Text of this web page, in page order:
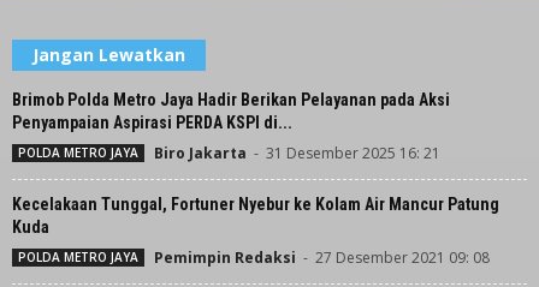
Jangan Lewatkan
Brimob Polda Metro Jaya Hadir Berikan Pelayanan pada Aksi
Penyampaian Aspirasi PERDA KSPI di...
POLDA METRO JAYA Biro Jakarta - 31 Desember 2025 16: 21
Kecelakaan Tunggal, Fortuner Nyebur ke Kolam Air Mancur Patung
Kuda
POLDA METRO JAYA Pemimpin Redaksi - 27 Desember 2021 09: 08